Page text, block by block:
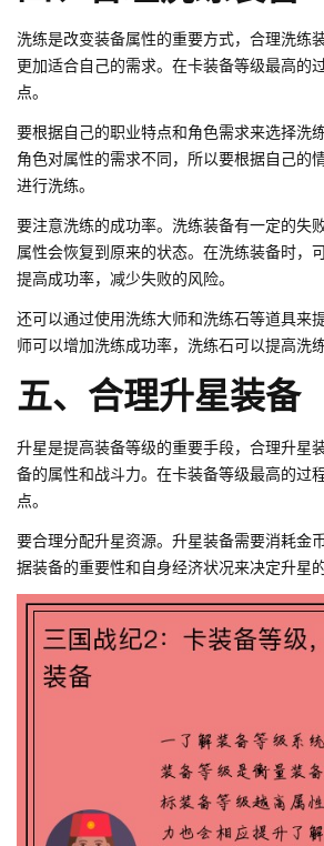
洗练是改变装备属性的重要方式，合理洗练
更加适合自己的需求。在卡装备等级最高的
点。
要根据自己的职业特点和角色需求来选择洗
角色对属性的需求不同，所以要根据自己的
进行洗练。
要注意洗练的成功率。洗练装备有一定的失
属性会恢复到原来的状态。在洗练装备时，
提高成功率，减少失败的风险。
还可以通过使用洗练大师和洗练石等道具来
师可以增加洗练成功率，洗练石可以提高洗
五、合理升星装备
升星是提高装备等级的重要手段，合理升星
备的属性和战斗力。在卡装备等级最高的过
点。
要合理分配升星资源。升星装备需要消耗金
据装备的重要性和自身经济状况来决定升星的